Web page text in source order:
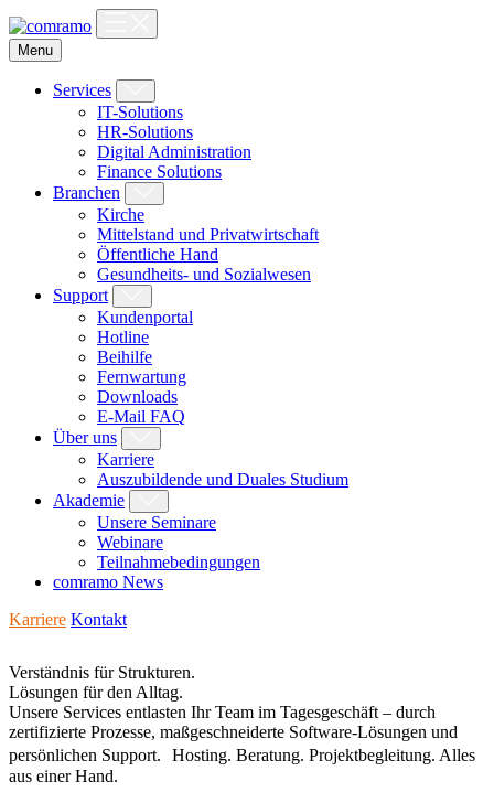
Skip
to
content
Menu
Services
IT-Solutions
HR-Solutions
Digital Administration
Finance Solutions
Branchen
Kirche
Mittelstand und Privatwirtschaft
Öffentliche Hand
Gesundheits- und Sozialwesen
Support
Kundenportal
Hotline
Beihilfe
Fernwartung
Downloads
E-Mail FAQ
Über uns
Karriere
Auszubildende und Duales Studium
Akademie
Unsere Seminare
Webinare
Teilnahmebedingungen
comramo News
Karriere Kontakt
Verständnis für Strukturen.
Lösungen für den Alltag.
Unsere Services entlasten Ihr Team im Tagesgeschäft – durch
zertifizierte Prozesse, maßgeschneiderte Software-Lösungen und
persönlichen Support. Hosting. Beratung. Projektbegleitung. Alles
aus einer Hand.